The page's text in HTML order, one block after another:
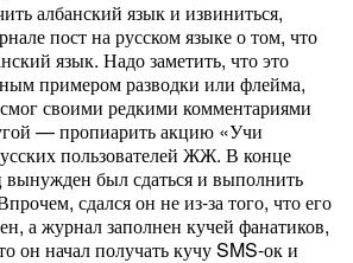
албанский язык и извиниться,
пост на русском языке о том, что
язык. Надо заметить, что это
примером разводки или флейма,
своими редкими комментариями
— пропиарить акцию «Учи
пользователей ЖЖ. В конце
вынужден был сдаться и выполнить
сдался он не из-за того, что его
а журнал заполнен кучей фанатиков,
он начал получать кучу SMS-ок и